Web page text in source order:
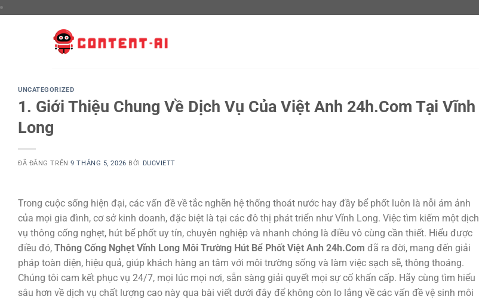
UNCATEGORIZED
1. Giới Thiệu Chung Về Dịch Vụ Của Việt Anh 24h.Com Tại Vĩnh
Long
ĐÃ ĐĂNG TRÊN9 THÁNG 5, 2026 BỞI DUCVIETT
Trong cuộc sống hiện đại, các vấn đề về tắc nghẽn hệ thống thoát nước hay đầy bể phốt luôn là nỗi ám ảnh
của mọi gia đình, cơ sở kinh doanh, đặc biệt là tại các đô thị phát triển như Vĩnh Long. Việc tìm kiếm một dịch
vụ thông cống nghẹt, hút bể phốt uy tín, chuyên nghiệp và nhanh chóng là điều vô cùng cần thiết. Hiểu được
điều đó, Thông Cống Nghẹt Vĩnh Long Môi Trường Hút Bể Phốt Việt Anh 24h.Com đã ra đời, mang đến giải
pháp toàn diện, hiệu quả, giúp khách hàng an tâm với môi trường sống và làm việc sạch sẽ, thông thoáng.
Chúng tôi cam kết phục vụ 24/7, mọi lúc mọi nơi, sẵn sàng giải quyết mọi sự cố khẩn cấp. Hãy cùng tìm hiểu
sâu hơn về dịch vụ chất lượng cao này qua bài viết dưới đây để không còn lo lắng về các vấn đề vệ sinh môi